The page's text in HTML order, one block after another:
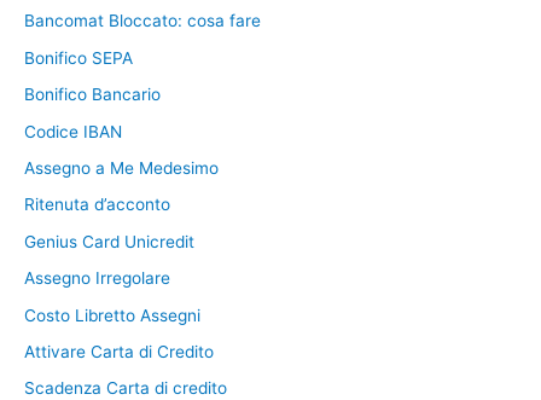
Bancomat Bloccato: cosa fare
Bonifico SEPA
Bonifico Bancario
Codice IBAN
Assegno a Me Medesimo
Ritenuta d’acconto
Genius Card Unicredit
Assegno Irregolare
Costo Libretto Assegni
Attivare Carta di Credito
Scadenza Carta di credito